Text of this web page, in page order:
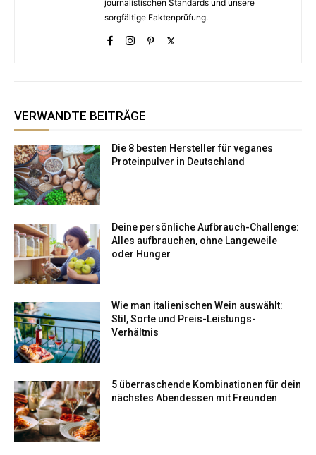
journalistischen Standards und unsere
sorgfältige Faktenprüfung.
VERWANDTE BEITRÄGE
Die 8 besten Hersteller für veganes
Proteinpulver in Deutschland
Deine persönliche Aufbrauch-Challenge:
Alles aufbrauchen, ohne Langeweile
oder Hunger
Wie man italienischen Wein auswählt:
Stil, Sorte und Preis-Leistungs-
Verhältnis
5 überraschende Kombinationen für dein
nächstes Abendessen mit Freunden